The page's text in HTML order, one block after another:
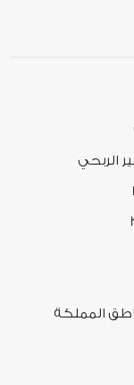
الربحي
المملكة